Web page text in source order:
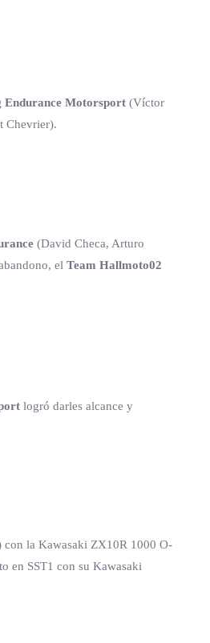
Endurance Motorsport (Víctor
Chevrier).
(David Checa, Arturo
el Team Hallmoto02
logró darles alcance y
con la Kawasaki ZX10R 1000 O-
en SST1 con su Kawasaki